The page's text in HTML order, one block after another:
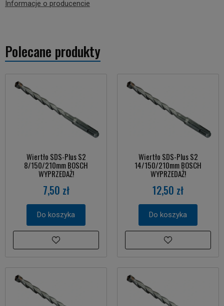
Informacje o producencie
Polecane produkty
Wiertło SDS-Plus S2
8/150/210mm BOSCH
WYPRZEDAŻ!
7,50 zł
Do koszyka
Wiertło SDS-Plus S2
14/150/210mm BOSCH
WYPRZEDAŻ!
12,50 zł
Do koszyka